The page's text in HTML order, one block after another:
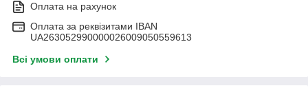
Оплата на рахунок
Оплата за реквізитами IBAN
UA263052990000026009050559613
Всі умови оплати